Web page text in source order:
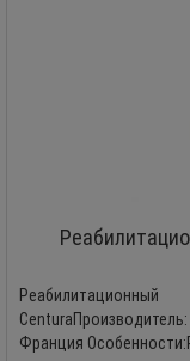
Франция